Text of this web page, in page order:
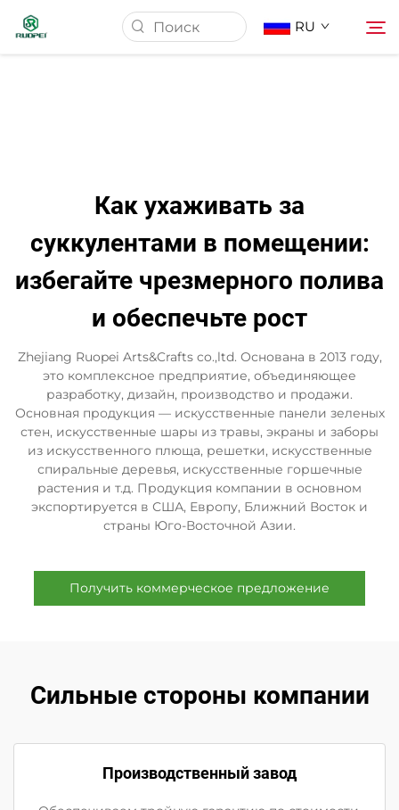
RU
Новости
Контакт
Как ухаживать за
суккулентами в помещении:
избегайте чрезмерного полива
и обеспечьте рост
Zhejiang Ruopei Arts&Crafts co.,ltd. Основана в 2013 году,
это комплексное предприятие, объединяющее
разработку, дизайн, производство и продажи.
Основная продукция — искусственные панели зеленых
стен, искусственные шары из травы, экраны и заборы
из искусственного плюща, решетки, искусственные
спиральные деревья, искусственные горшечные
растения и т.д. Продукция компании в основном
экспортируется в США, Европу, Ближний Восток и
страны Юго-Восточной Азии.
Получить коммерческое предложение
Сильные стороны компании
Производственный завод